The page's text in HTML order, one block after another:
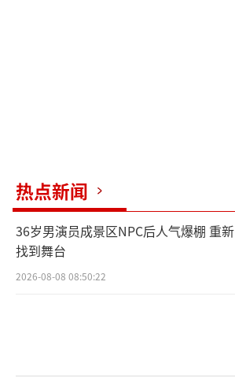
热点新闻
36岁男演员成景区NPC后人气爆棚 重新
找到舞台
2026-08-08 08:50:22